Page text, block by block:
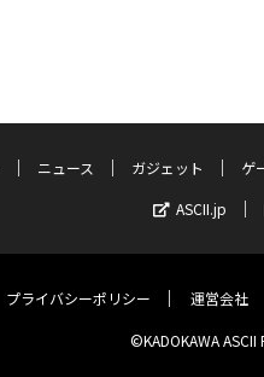
ニュース ガジェット ゲ
ASCII.jp
プライバシーポリシー 運営会社
©KADOKAWA